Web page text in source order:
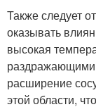
Также следует
оказывать
высокая
раздражающими
расширение
этой области,